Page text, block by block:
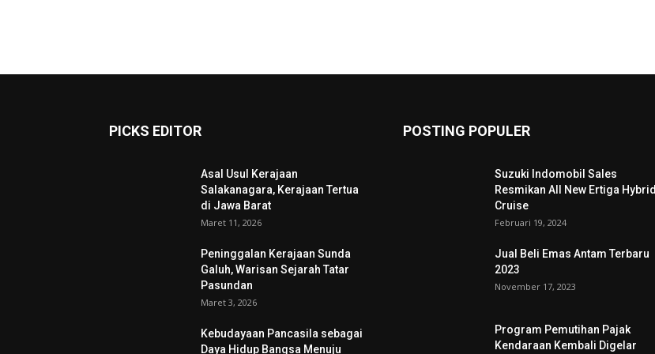
PICKS EDITOR
Asal Usul Kerajaan
Salakanagara, Kerajaan Tertua
di Jawa Barat
Maret 11, 2026
Peninggalan Kerajaan Sunda
Galuh, Warisan Sejarah Tatar
Pasundan
Maret 3, 2026
Kebudayaan Pancasila sebagai
Daya Hidup Bangsa Menuju
POSTING POPULER
Suzuki Indomobil Sales
Resmikan All New Ertiga Hybrid
Cruise
Februari 19, 2024
Jual Beli Emas Antam Terbaru
2023
November 17, 2023
Program Pemutihan Pajak
Kendaraan Kembali Digelar